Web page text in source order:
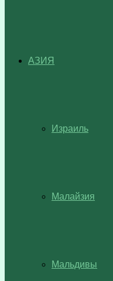
АЗИЯ
Израиль
Малайзия
Мальдивы